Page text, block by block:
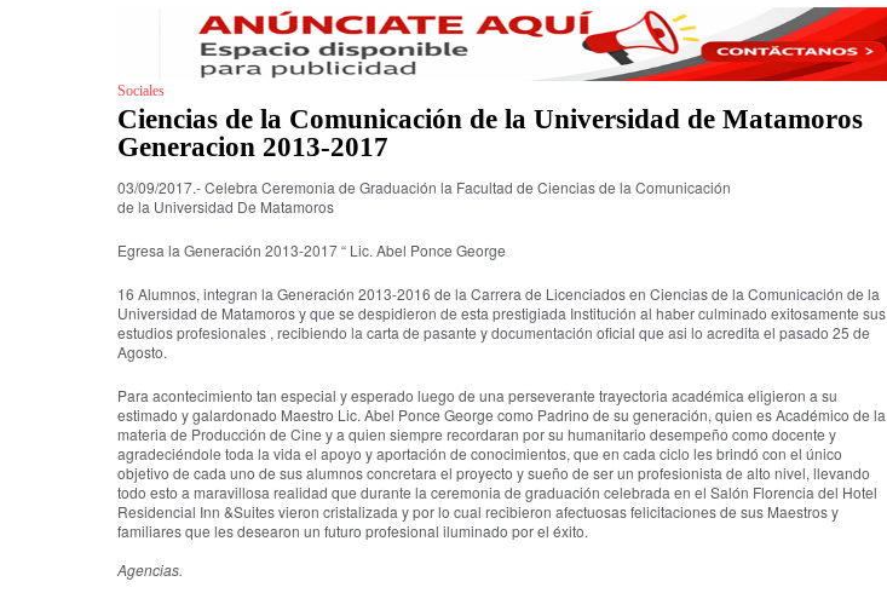
Sociales
Ciencias de la Comunicación de la Universidad de Matamoros
Generacion 2013-2017
03/09/2017.- Celebra Ceremonia de Graduación la Facultad de Ciencias de la Comunicación
de la Universidad De Matamoros
Egresa la Generación 2013-2017 “ Lic. Abel Ponce George
16 Alumnos, integran la Generación 2013-2016 de la Carrera de Licenciados en Ciencias de la Comunicación de la
Universidad de Matamoros y que se despidieron de esta prestigiada Institución al haber culminado exitosamente sus
estudios profesionales , recibiendo la carta de pasante y documentación oficial que asi lo acredita el pasado 25 de
Agosto.
Para acontecimiento tan especial y esperado luego de una perseverante trayectoria académica eligieron a su
estimado y galardonado Maestro Lic. Abel Ponce George como Padrino de su generación, quien es Académico de la
materia de Producción de Cine y a quien siempre recordaran por su humanitario desempeño como docente y
agradeciéndole toda la vida el apoyo y aportación de conocimientos, que en cada ciclo les brindó con el único
objetivo de cada uno de sus alumnos concretara el proyecto y sueño de ser un profesionista de alto nivel, llevando
todo esto a maravillosa realidad que durante la ceremonia de graduación celebrada en el Salón Florencia del Hotel
Residencial Inn &Suites vieron cristalizada y por lo cual recibieron afectuosas felicitaciones de sus Maestros y
familiares que les desearon un futuro profesional iluminado por el éxito.
Agencias.